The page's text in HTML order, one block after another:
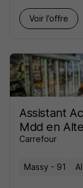
Voir l’offre
Assistant
Mdd en
Carrefour
Massy - 91